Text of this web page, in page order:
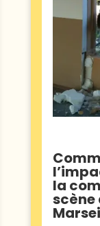
la
scène